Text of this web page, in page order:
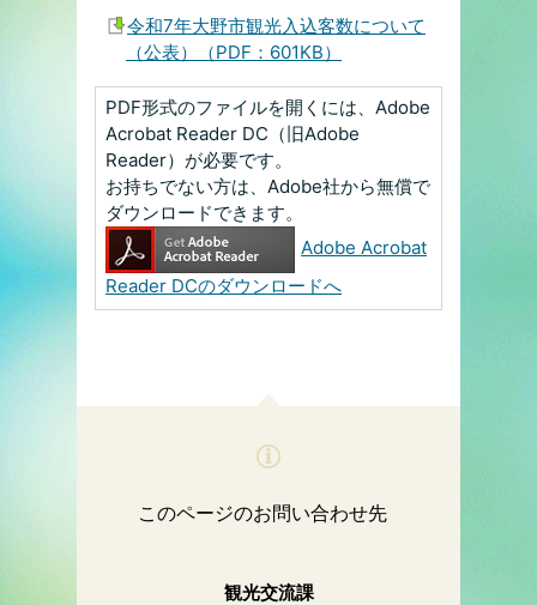
令和7年大野市観光入込客数について
（公表）（PDF：601KB）
PDF形式のファイルを開くには、Adobe
Acrobat Reader DC（旧Adobe
Reader）が必要です。
お持ちでない方は、Adobe社から無償で
ダウンロードできます。
Adobe Acrobat
Reader DCのダウンロードへ
このページのお問い合わせ先
観光交流課